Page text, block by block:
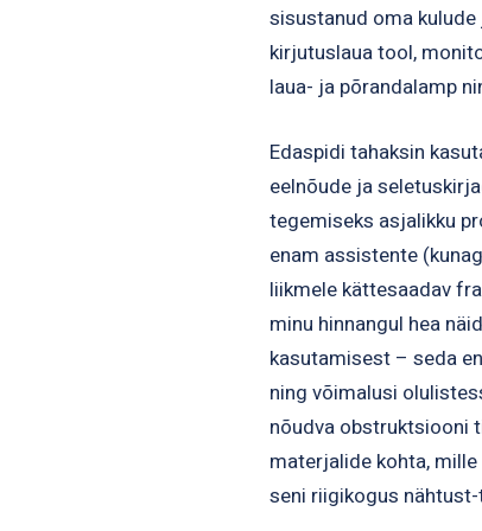
sisustanud oma
kirjutuslaua tool,
laua- ja põrandalamp
Edaspidi tahaksin
eelnõude ja
tegemiseks asjalikku
enam assistente
liikmele kättesaadav
minu hinnangul hea
kasutamisest – seda
ning võimalusi
nõudva obstruktsiooni
materjalide kohta,
seni riigikogus